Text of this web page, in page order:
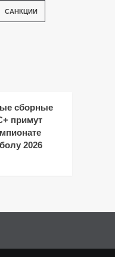
САНКЦИИ
сборные
примут
2026